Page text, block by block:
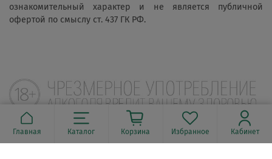
ознакомительный характер и не является публичной
офертой по смыслу ст. 437 ГК РФ.
Главная Каталог Корзина Избранное Кабинет